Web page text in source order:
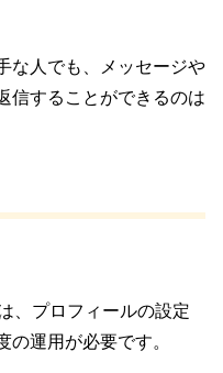
な人でも、メッセージや
信することができるのは
、プロフィールの設定
運用が必要です。